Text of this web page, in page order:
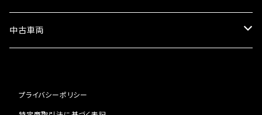
セット
中古車両
ホンダ
プライバシーポリシー